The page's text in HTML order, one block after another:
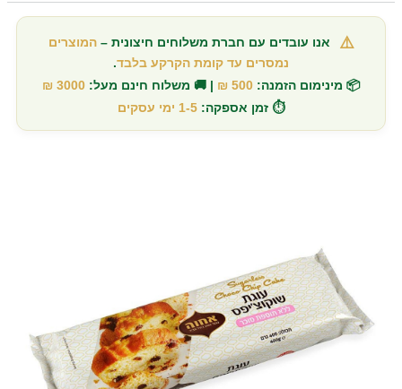
⚠️ אנו עובדים עם חברת משלוחים חיצונית –המוצרים
נמסרים עד קומת הקרקע בלבד.
📦 מינימום הזמנה: 500 ₪ | 🚚 משלוח חינם מעל: 3000 ₪
⏱️ זמן אספקה: 1-5 ימי עסקים